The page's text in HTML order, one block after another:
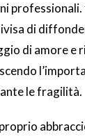
di
di amore e
le fragilità.